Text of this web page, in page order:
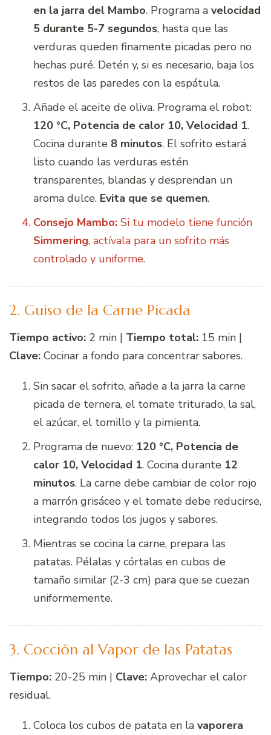
en la jarra del Mambo. Programa a velocidad
5 durante 5-7 segundos, hasta que las
verduras queden finamente picadas pero no
hechas puré. Detén y, si es necesario, baja los
restos de las paredes con la espátula.
Añade el aceite de oliva. Programa el robot:
120 °C, Potencia de calor 10, Velocidad 1.
Cocina durante 8 minutos. El sofrito estará
listo cuando las verduras estén
transparentes, blandas y desprendan un
aroma dulce. Evita que se quemen.
Consejo Mambo: Si tu modelo tiene función
Simmering, actívala para un sofrito más
controlado y uniforme.
2. Guiso de la Carne Picada
Tiempo activo: 2 min | Tiempo total: 15 min |
Clave: Cocinar a fondo para concentrar sabores.
Sin sacar el sofrito, añade a la jarra la carne
picada de ternera, el tomate triturado, la sal,
el azúcar, el tomillo y la pimienta.
Programa de nuevo: 120 °C, Potencia de
calor 10, Velocidad 1. Cocina durante 12
minutos. La carne debe cambiar de color rojo
a marrón grisáceo y el tomate debe reducirse,
integrando todos los jugos y sabores.
Mientras se cocina la carne, prepara las
patatas. Pélalas y córtalas en cubos de
tamaño similar (2-3 cm) para que se cuezan
uniformemente.
3. Cocción al Vapor de las Patatas
Tiempo: 20-25 min | Clave: Aprovechar el calor
residual.
Coloca los cubos de patata en la vaporera